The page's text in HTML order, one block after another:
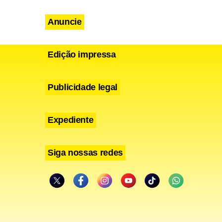
no
não
de
Anuncie
Edição impressa
Publicidade legal
Expediente
Siga nossas redes